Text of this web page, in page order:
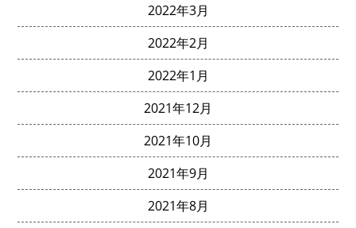
2022年3月
2022年2月
2022年1月
2021年12月
2021年10月
2021年9月
2021年8月